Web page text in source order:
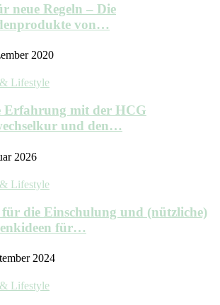
neue Regeln – Die
von…
2020
Lifestyle
Erfahrung mit der HCG
und den…
2026
Lifestyle
die Einschulung und (nützliche)
für…
2024
Lifestyle